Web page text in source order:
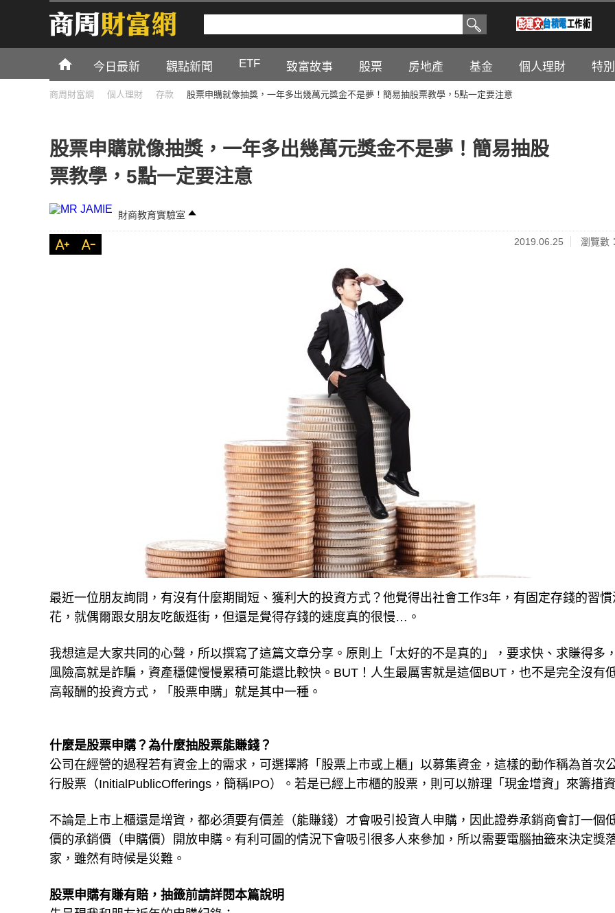
今日最新 觀點新聞 ETF 致富故事 股票 房地產 基金 個人理財 特
商周財富網 個人理財 存款 股票申購就像抽獎，一年多出幾萬元獎金不是夢！簡易抽股票教學，5點一定要注意
股票申購就像抽獎，一年多出幾萬元獎金不是夢！簡易抽股
票教學，5點一定要注意
財商教育實驗室
2019.06.25 瀏覽數
最近一位朋友詢問，有沒有什麼期間短、獲利大的投資方式？他覺得出社會工作3年，有固定存錢的習慣
花，就偶爾跟女朋友吃飯逛街，但還是覺得存錢的速度真的很慢…。
我想這是大家共同的心聲，所以撰寫了這篇文章分享。原則上「太好的不是真的」，要求快、求賺得多
風險高就是詐騙，資產穩健慢慢累積可能還比較快。BUT！人生最厲害就是這個BUT，也不是完全沒有
高報酬的投資方式，「股票申購」就是其中一種。
什麼是股票申購？為什麼抽股票能賺錢？
公司在經營的過程若有資金上的需求，可選擇將「股票上市或上櫃」以募集資金，這樣的動作稱為首次
行股票（InitialPublicOfferings，簡稱IPO）。若是已經上市櫃的股票，則可以辦理「現金增資」來籌措資
不論是上市上櫃還是增資，都必須要有價差（能賺錢）才會吸引投資人申購，因此證券承銷商會訂一個
價的承銷價（申購價）開放申購。有利可圖的情況下會吸引很多人來參加，所以需要電腦抽籤來決定獎
家，雖然有時候是災難。
股票申購有賺有賠，抽籤前請詳閱本篇說明